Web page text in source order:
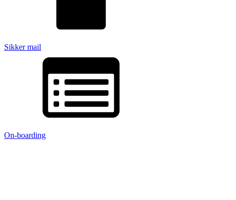
Sikker mail
On-boarding